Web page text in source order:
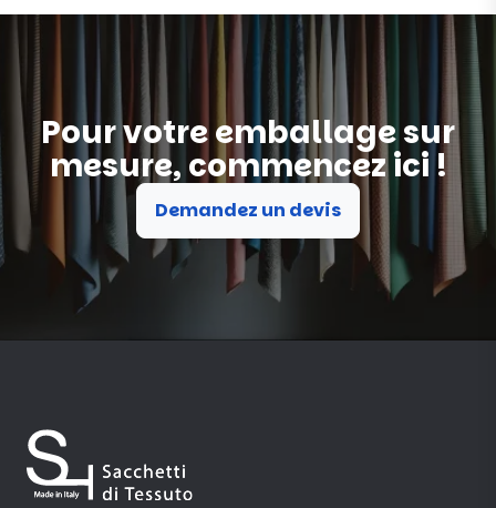
Pour votre emballage sur
mesure, commencez ici !
Demandez un devis